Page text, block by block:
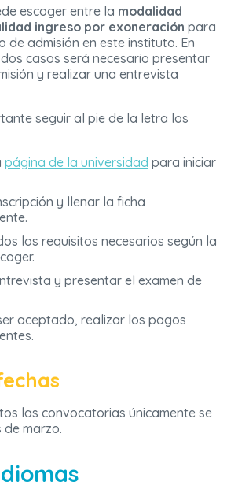
escoger entre la modalidad
ingreso por exoneración para
de admisión en este instituto. En
casos será necesario presentar
y realizar una entrevista
seguir al pie de la letra los
página de la universidad para iniciar
y llenar la ficha
los requisitos necesarios según la
y presentar el examen de
aceptado, realizar los pagos
las convocatorias únicamente se
de marzo.